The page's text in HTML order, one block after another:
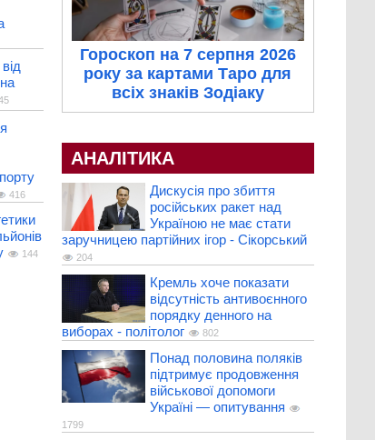
416
144
Гороскоп на 7 серпня 2026
року за картами Таро для
всіх знаків Зодіаку
АНАЛІТИКА
Дискусія про збиття
російських ракет над
Україною не має стати
заручницею партійних ігор - Сікорський
204
Кремль хоче показати
відсутність антивоєнного
порядку денного на
виборах - політолог
802
Понад половина поляків
підтримує продовження
військової допомоги
Україні — опитування
1799